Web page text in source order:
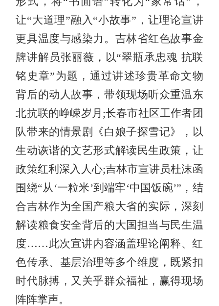
让“大道理”融入“小故事”，让理论宣讲
更具温度与感染力。吉林省红色故事金
牌讲解员张丽薇，以“翠瓶承忠魂 抗联
铭史章”为题，通过讲述珍贵革命文物
背后的动人故事，带领现场听众重温东
北抗联的峥嵘岁月;长春市社区工作者团
队带来的情景剧《白娘子探雪记》，以
生动诙谐的文艺形式解读民生政策，让
政策红利深入人心;吉林市宣讲员杜沫函
围绕“从‘一粒米’到端牢‘中国饭碗’”，结
合吉林作为全国产粮大省的实际，深刻
解读粮食安全背后的大国担当与民生温
度……此次宣讲内容涵盖理论阐释、红
色传承、基层治理等多个维度，既紧扣
时代脉搏，又关乎群众福祉，赢得现场
阵阵掌声。